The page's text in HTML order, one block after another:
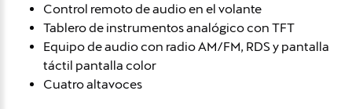
Control remoto de audio en el volante
Tablero de instrumentos analógico con TFT
Equipo de audio con radio AM/FM, RDS y pantalla
táctil pantalla color
Cuatro altavoces